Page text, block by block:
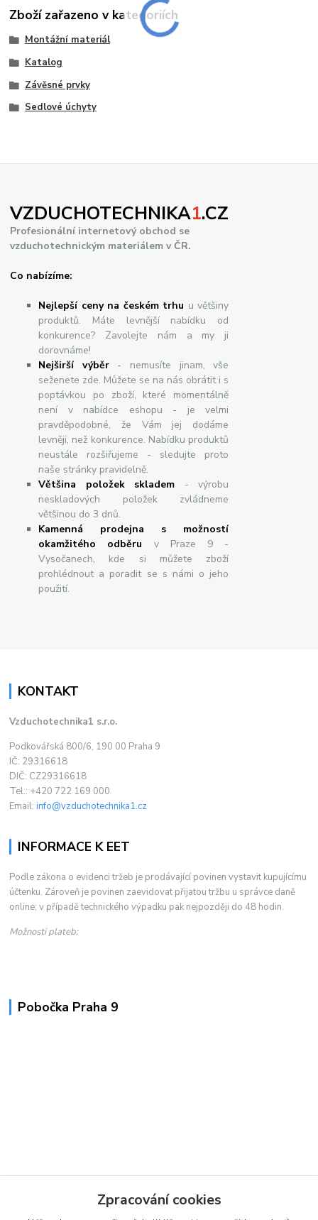
Zboží zařazeno v kategoriích
Montážní materiál
Katalog
Závěsné prvky
Sedlové úchyty
VZDUCHOTECHNIKA1.CZ
Profesionální internetový obchod se
vzduchotechnickým materiálem v ČR.
Co nabízíme:
Nejlepší ceny na českém trhu u většiny
produktů. Máte levnější nabídku od
konkurence? Zavolejte nám a my ji
dorovnáme!
Nejširšívýběr- nemusíte jinam, vše
seženete zde. Můžete se na nás obrátit i s
poptávkou po zboží, které momentálně
není v nabídce eshopu - je velmi
pravděpodobné, že Vám jej dodáme
levněji, než konkurence. Nabídku produktů
neustále rozšiřujeme - sledujte proto
naše stránky pravidelně.
Většina položek skladem - výrobu
neskladových položek zvládneme
většinou do 3 dnů.
Kamenná prodejna s možností
okamžitého odběru v Praze 9 -
Vysočanech, kde si můžete zboží
prohlédnout a poradit se s námi o jeho
použití.
KONTAKT
Vzduchotechnika1 s.r.o.
Podkovářská 800/6, 190 00 Praha 9
IČ: 29316618
DIČ: CZ29316618
Tel.: +420 722 169 000
Email:info@vzduchotechnika1.cz
INFORMACE K EET
Podle zákona o evidenci tržeb je prodávající povinen vystavit kupujícímu
účtenku. Zároveň je povinen zaevidovat přijatou tržbu u správce daně
online; v případě technického výpadku pak nejpozději do 48 hodin.
Možnosti plateb:
Pobočka Praha 9
Zpracování cookies